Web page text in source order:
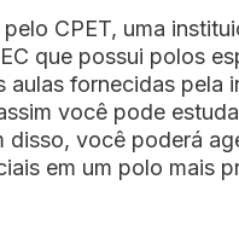
CPET, uma
que possui polos
aulas fornecidas pela
você pode
disso, você poderá
em um polo mais